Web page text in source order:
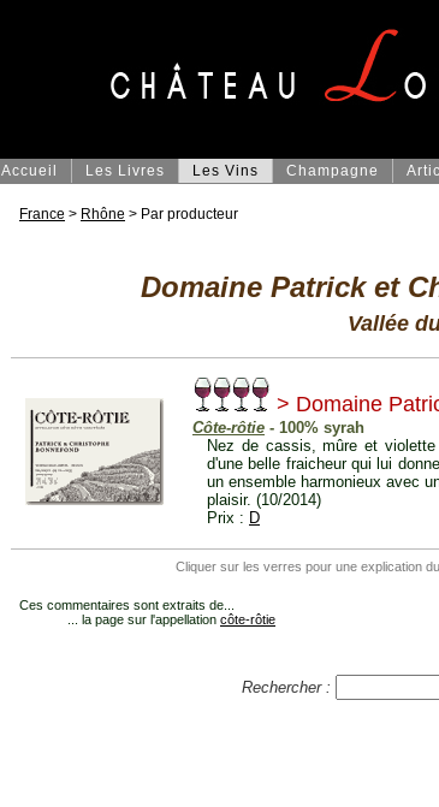
Accueil Les Livres Les Vins Champagne
France > Rhône > Par producteur
Domaine Patrick et
Vallée
> Domaine
Côte-rôtie - 100% syrah
Nez de cassis, mûre et
d'une belle fraicheur qui lui
un ensemble harmonieux avec
plaisir. (10/2014)
Prix : D
Cliquer sur les verres pour une explication
Ces commentaires sont extraits de...
... la page sur l'appellation côte-rôtie
Rechercher :